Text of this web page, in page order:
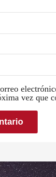
vez que